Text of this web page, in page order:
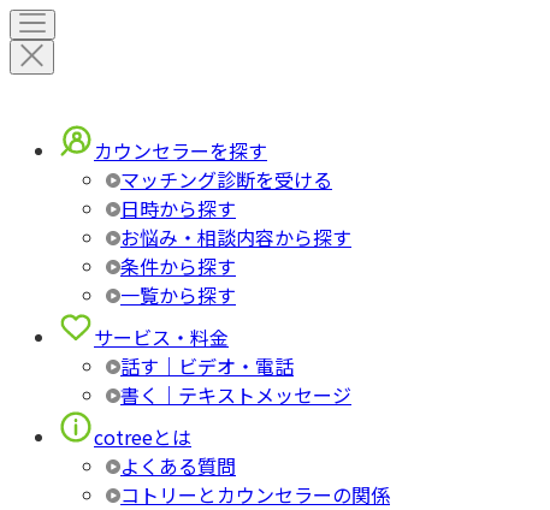
カウンセラーを探す
マッチング診断を受ける
日時から探す
お悩み・相談内容から探す
条件から探す
一覧から探す
サービス・料金
話す｜ビデオ・電話
書く｜テキストメッセージ
cotreeとは
よくある質問
コトリーとカウンセラーの関係